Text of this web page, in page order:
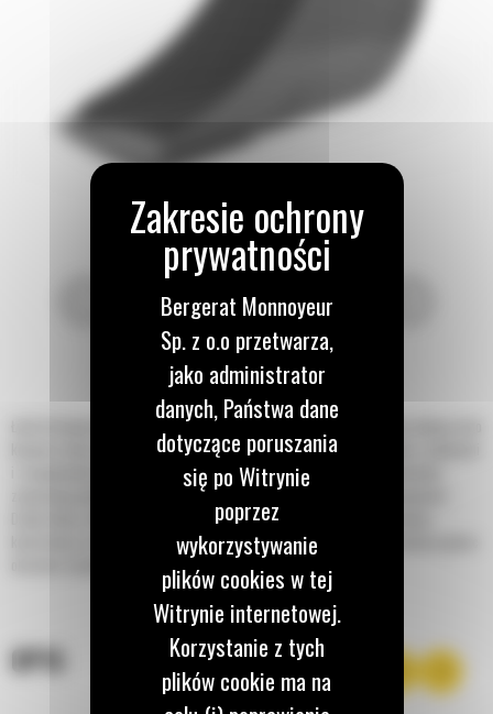
Łyżki do kopania o profilu skandynawskim do minikoparek Cat® idealnie nadają się do
kopania rowów, ale można ich używać także do ogólnych prac związanych z wykopami
i zasypywaniem w glebach różnych typów. Mocne boczne płyty trudnościeralne
zapewniają optymalną odporność na ścieranie w wymagających zastosowaniach.
Dzięki takim cechom, jak dłuższy spód łyżki, krótszy promień zrzutu i płaska
konstrukcja rury skrętnej, idealnie pasują do złącza osprzętu typu S i systemu głowic
OPIS
Bergerat Monnoyeur
Sp. z o.o przetwarza,
jako administrator
danych, Państwa dane
dotyczące poruszania
się po Witrynie
poprzez
wykorzystywanie
plików cookies w tej
Witrynie internetowej.
Korzystanie z tych
plików cookie ma na